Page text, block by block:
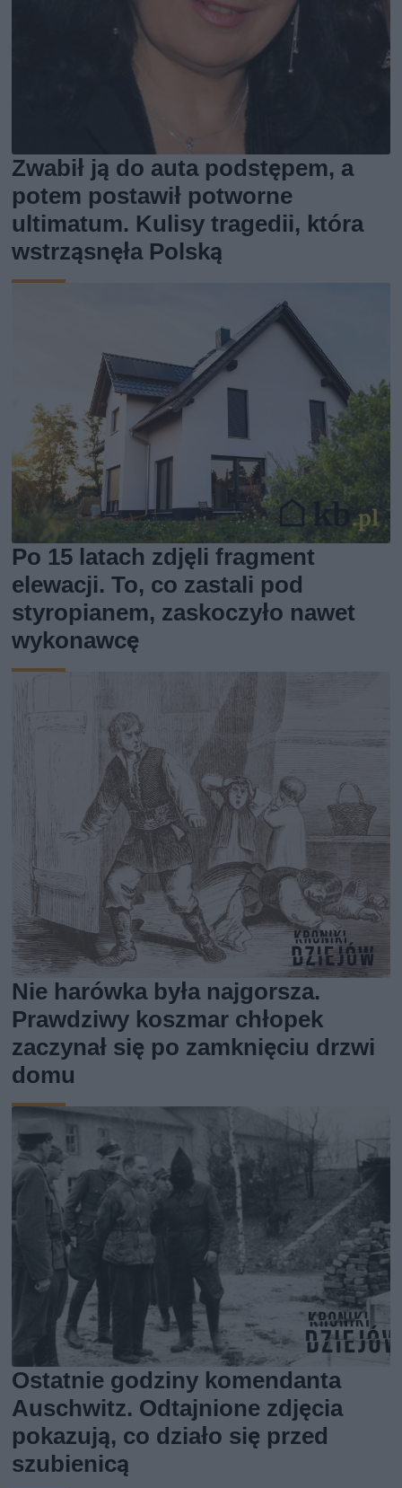
Zwabił ją do auta podstępem, a
potem postawił potworne
ultimatum. Kulisy tragedii, która
wstrząsnęła Polską
Po 15 latach zdjęli fragment
elewacji. To, co zastali pod
styropianem, zaskoczyło nawet
wykonawcę
Nie harówka była najgorsza.
Prawdziwy koszmar chłopek
zaczynał się po zamknięciu drzwi
domu
Ostatnie godziny komendanta
Auschwitz. Odtajnione zdjęcia
pokazują, co działo się przed
szubienicą